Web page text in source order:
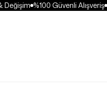
%100 Güvenli Alışveriş